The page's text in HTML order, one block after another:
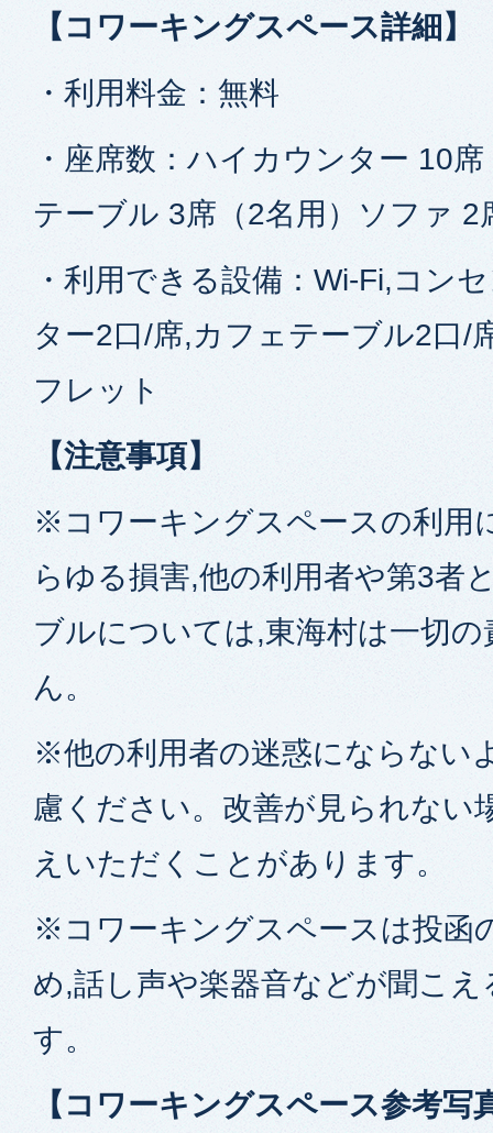
【コワーキングスペース詳細】
・利用料金：無料
・座席数：ハイカウンター 10
テーブル 3席（2名用）ソファ 2
・利用できる設備：Wi-Fi,コン
ター2口/席,カフェテーブル2口/
フレット
【注意事項】
※コワーキングスペースの利用
らゆる損害,他の利用者や第3者
ブルについては,東海村は一切
ん。
※他の利用者の迷惑にならない
慮ください。改善が見られない
えいただくことがあります。
※コワーキングスペースは投函
め,話し声や楽器音などが聞こ
す。
【コワーキングスペース参考写